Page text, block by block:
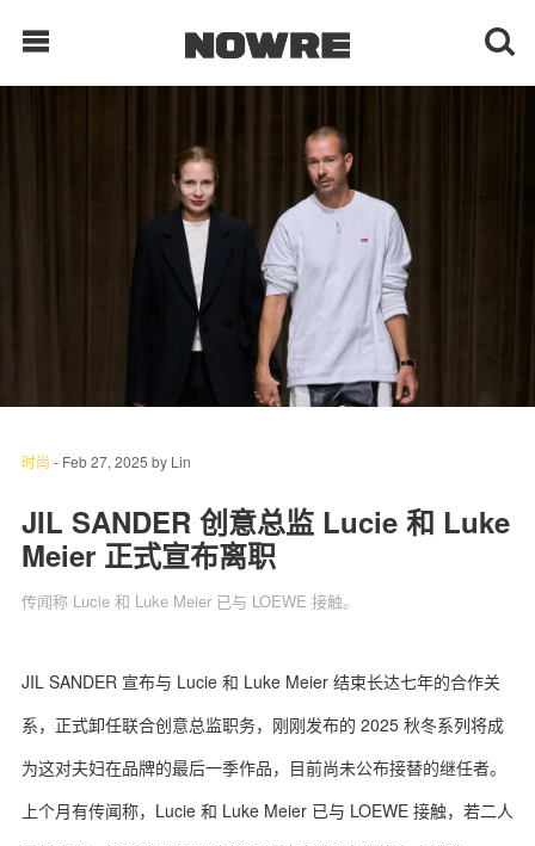
每日鲜榨
现客视点
每日栏目
时 尚
球 鞋
科 技
时尚 - Feb 27, 2025 by Lin
JIL SANDER 创意总监 Lucie 和 Luke
Meier 正式宣布离职
传闻称 Lucie 和 Luke Meier 已与 LOEWE 接触。
JIL SANDER 宣布与 Lucie 和 Luke Meier 结束长达七年的合作关
系，正式卸任联合创意总监职务，刚刚发布的 2025 秋冬系列将成
为这对夫妇在品牌的最后一季作品，目前尚未公布接替的继任者。
上个月有传闻称，Lucie 和 Luke Meier 已与 LOEWE 接触，若二人